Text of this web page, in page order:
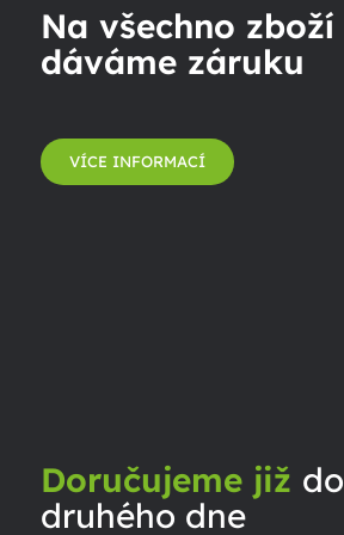
Na všechno zboží
dáváme záruku
VÍCE INFORMACÍ
Doručujeme již do
druhého dne